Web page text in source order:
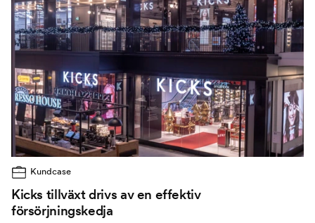
Kundcase
Kicks tillväxt drivs av en effektiv
försörjningskedja